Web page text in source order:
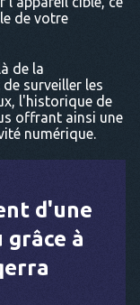
de votre
de la
surveiller les
l'historique de
offrant ainsi une
numérique.
d'une
grâce à